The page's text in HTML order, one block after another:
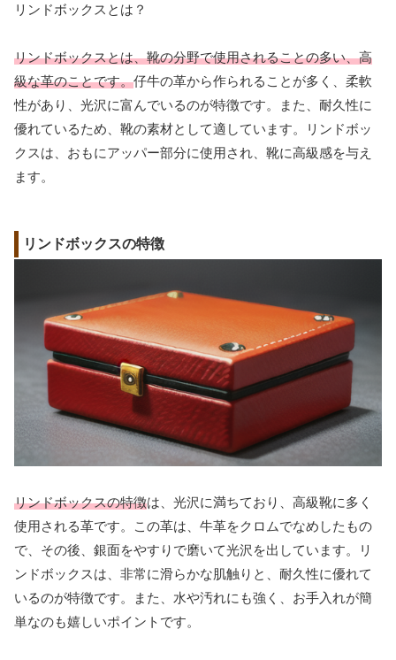
リンドボックスとは？
リンドボックスとは、靴の分野で使用されることの多い、高
級な革のことです。仔牛の革から作られることが多く、柔軟
性があり、光沢に富んでいるのが特徴です。また、耐久性に
優れているため、靴の素材として適しています。リンドボッ
クスは、おもにアッパー部分に使用され、靴に高級感を与え
ます。
リンドボックスの特徴
リンドボックスの特徴は、光沢に満ちており、高級靴に多く
使用される革です。この革は、牛革をクロムでなめしたもの
で、その後、銀面をやすりで磨いて光沢を出しています。リ
ンドボックスは、非常に滑らかな肌触りと、耐久性に優れて
いるのが特徴です。また、水や汚れにも強く、お手入れが簡
単なのも嬉しいポイントです。